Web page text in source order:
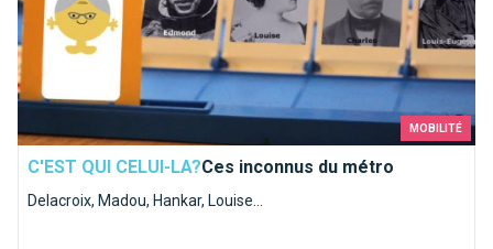
MOBILITÉ
C'EST QUI CELUI-LA?Ces inconnus du métro
Delacroix, Madou, Hankar, Louise...